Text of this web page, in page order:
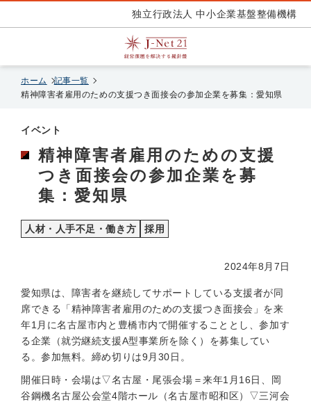
独立行政法人 中小企業基盤整備機構
ホーム
記事一覧
精神障害者雇用のための支援つき面接会の参加企業を募集：愛知県
イベント
精神障害者雇用のための支援
つき面接会の参加企業を募
集：愛知県
人材・人手不足・働き方 採用
2024年8月7日
愛知県は、障害者を継続してサポートしている支援者が同
席できる「精神障害者雇用のための支援つき面接会」を来
年1月に名古屋市内と豊橋市内で開催することとし、参加す
る企業（就労継続支援A型事業所を除く）を募集してい
る。参加無料。締め切りは9月30日。
開催日時・会場は▽名古屋・尾張会場＝来年1月16日、岡
谷鋼機名古屋公会堂4階ホール（名古屋市昭和区）▽三河会